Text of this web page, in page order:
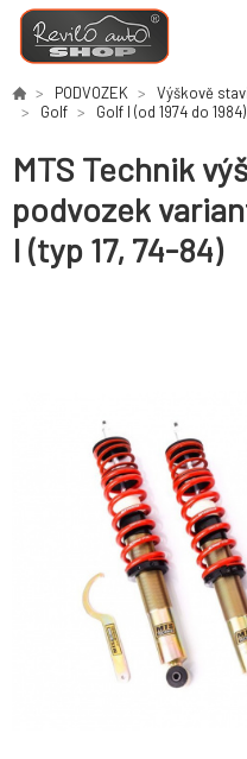
PODVOZEK Výškově
Golf
Golf I (od 1974 do 1984)
MTS Technik
podvozek
I (typ 17, 74-84)